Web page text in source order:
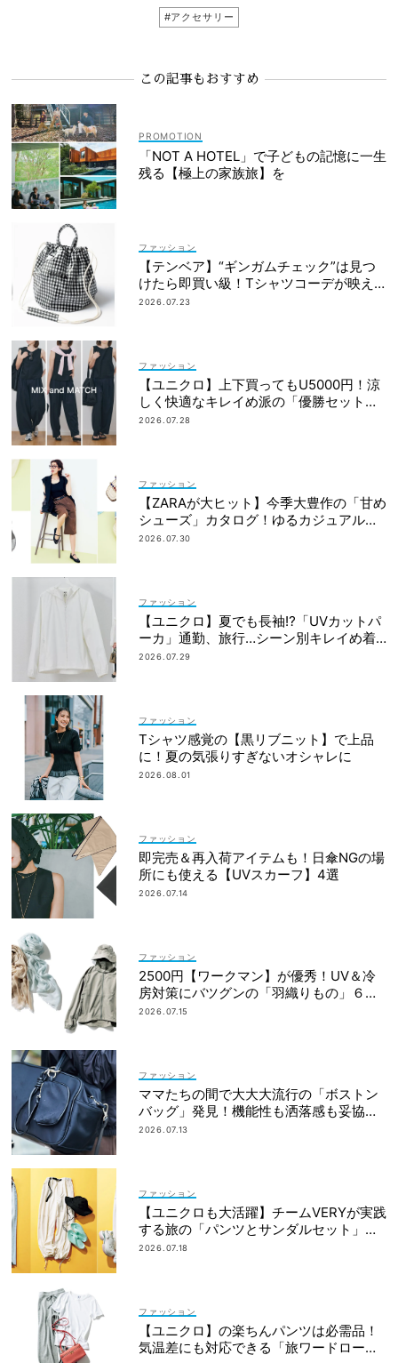
#アクセサリー
この記事もおすすめ
「NOT A HOTEL」で子どもの記憶に一生
残る【極上の家族旅】を
ファッション
【テンベア】“ギンガムチェック”は見つ
けたら即買い級！Tシャツコーデが映え
る「夏の相棒バッグ」3選
2026.07.23
ファッション
【ユニクロ】上下買ってもU5000円！涼
しく快適なキレイめ派の「優勝セット」
は着回し力も
2026.07.28
ファッション
【ZARAが大ヒット】今季大豊作の「甘め
シューズ」カタログ！ゆるカジュアルの
鮮度アップに◎
2026.07.30
ファッション
【ユニクロ】夏でも長袖⁉「UVカットパ
ーカ」通勤、旅行…シーン別キレイめ着
こなし3選
2026.07.29
ファッション
Tシャツ感覚の【黒リブニット】で上品
に！夏の気張りすぎないオシャレに
2026.08.01
ファッション
即完売＆再入荷アイテムも！日傘NGの場
所にも使える【UVスカーフ】4選
2026.07.14
ファッション
2500円【ワークマン】が優秀！UV＆冷
房対策にバツグンの「羽織りもの」６選
＜水際、旅行etc.＞
2026.07.15
ファッション
ママたちの間で大大大流行の「ボストン
バッグ」発見！機能性も洒落感も妥協し
ない
2026.07.13
ファッション
【ユニクロも大活躍】チームVERYが実践
する旅の「パンツとサンダルセット」最
適プラン
2026.07.18
ファッション
【ユニクロ】の楽ちんパンツは必需品！
気温差にも対応できる「旅ワードロー